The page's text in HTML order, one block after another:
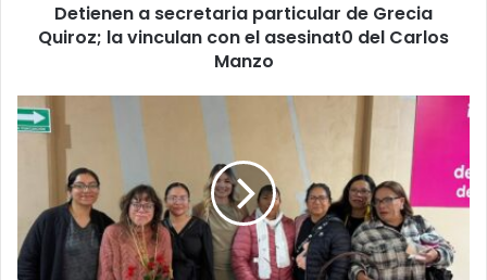
Carlos
Manzo
Detienen a secretaria particular de Grecia
Quiroz; la vinculan con el asesinat0 del Carlos
Manzo
Impulsan
Centro
Empoderamiento
las
Mujeres